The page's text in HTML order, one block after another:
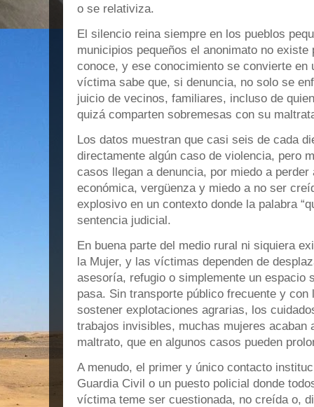
o se relativiza.
El silencio reina siempre en los pueblos
municipios pequeños el anonimato no existe
conoce, y ese conocimiento se convierte en
víctima sabe que, si denuncia, no solo se
juicio de vecinos, familiares, incluso de
quizá comparten sobremesas con su
Los datos muestran que casi seis de cada
directamente algún caso de violencia, pero
casos llegan a denuncia, por miedo a
económica, vergüenza y miedo a no ser
explosivo en un contexto donde la palabra
sentencia judicial.
En buena parte del medio rural ni siquiera
la Mujer, y las víctimas dependen de
asesoría, refugio o simplemente un espacio
pasa. Sin transporte público frecuente y con
sostener explotaciones agrarias, los
trabajos invisibles, muchas mujeres acaban
maltrato, que en algunos casos pueden
A menudo, el primer y único contacto
Guardia Civil o un puesto policial donde
víctima teme ser cuestionada, no creída o,